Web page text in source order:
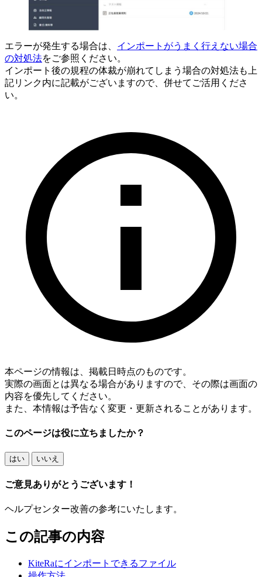
エラーが発生する場合は、 インポートがうまく行えない場合
の対処法をご参照ください。
インポート後の規程の体裁が崩れてしまう場合の対処法も上
記リンク内に記載がございますので、併せてご活用くださ
い。
本ページの情報は、掲載日時点のものです。
実際の画面とは異なる場合がありますので、その際は画面の
内容を優先してください。
また、本情報は予告なく変更・更新されることがあります。
このページは役に立ちましたか？
はい いいえ
ご意見ありがとうございます！
ヘルプセンター改善の参考にいたします。
この記事の内容
KiteRaにインポートできるファイル